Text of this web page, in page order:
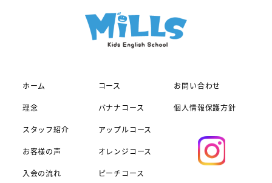
ホーム
理念
スタッフ紹介
お客様の声
入会の流れ
コース
バナナコース
アップルコース
オレンジコース
ピーチコース
お問い合わせ
個人情報保護方針